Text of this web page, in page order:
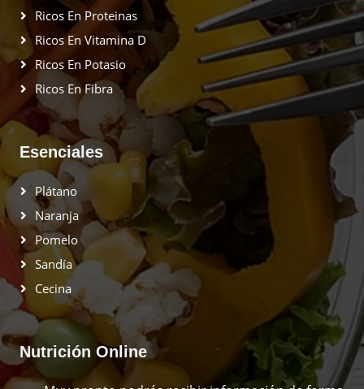
Ricos En Proteinas
Ricos En Vitamina D
Ricos En Potasio
Ricos En Fibra
Esenciales
Plátano
Naranja
Pomelo
Sandía
Cecina
Nutrición Online